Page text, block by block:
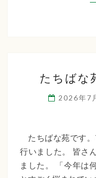
たちばな
2026年7
たちばな苑です。
行いました。 皆さ
ました。 「今年は